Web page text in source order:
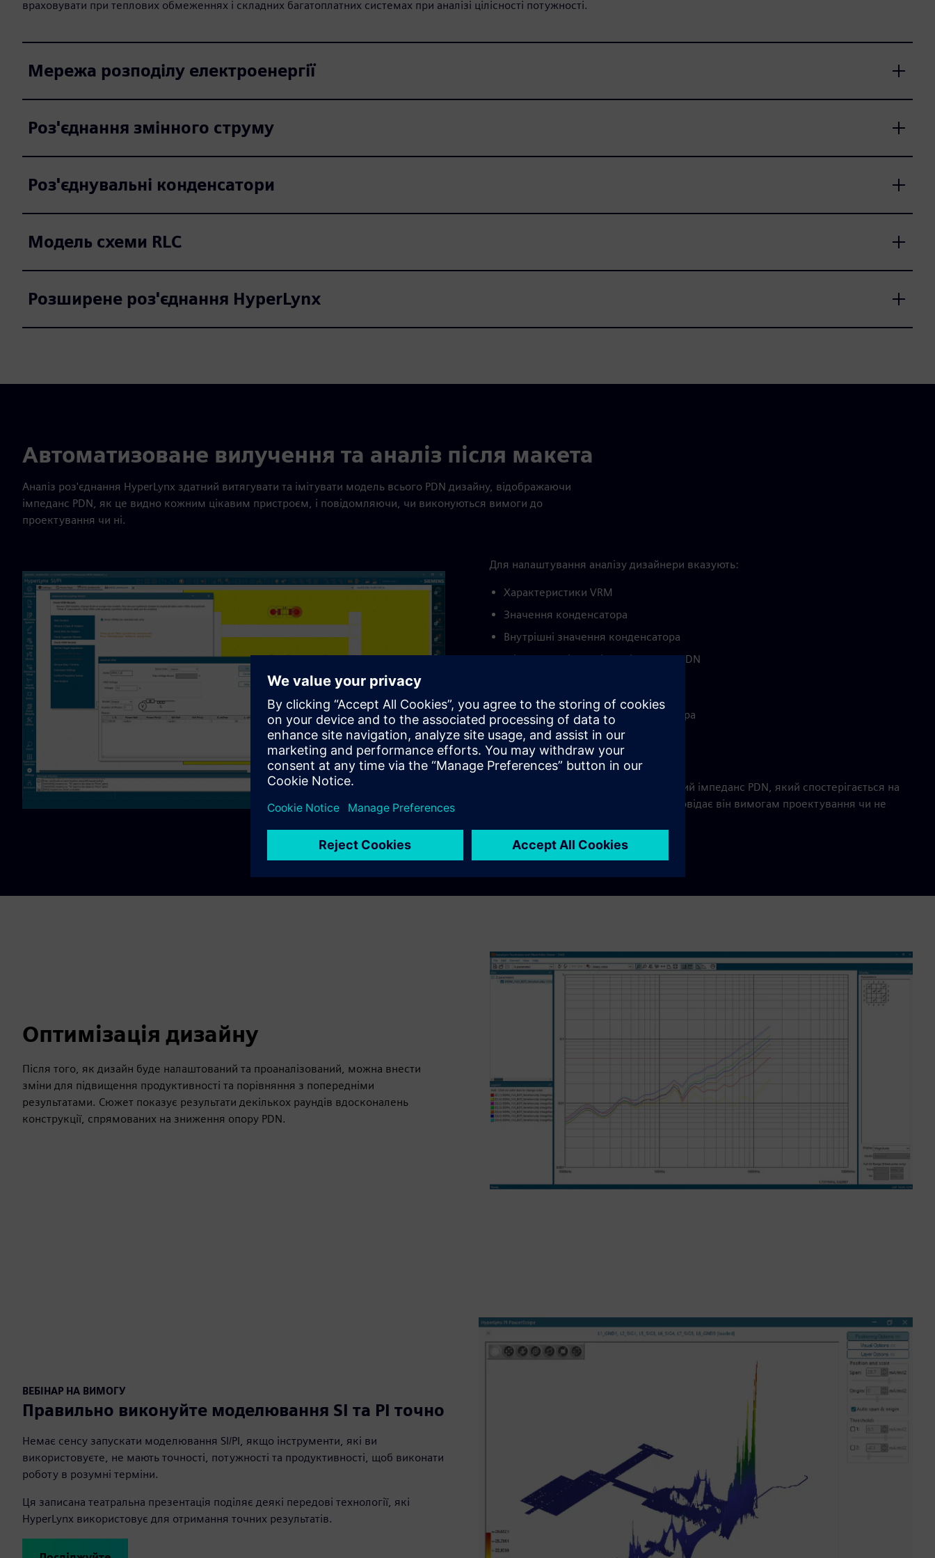
враховувати при теплових обмеженнях і складних багатоплатних системах при аналізі цілісності потужності.
Мережа розподілу електроенергії
Роз'єднання змінного струму
Роз'єднувальні конденсатори
Модель схеми RLC
Розширене роз'єднання HyperLynx
Автоматизоване вилучення та аналіз після макета
Аналіз роз'єднання HyperLynx здатний витягувати та імітувати модель всього PDN дизайну, відображаючи
імпеданс PDN, як це видно кожним цікавим пристроєм, і повідомляючи, чи виконуються вимоги до
проектування чи ні.
Для налаштування аналізу дизайнери вказують:
Характеристики VRM
Значення конденсатора
Внутрішні значення конденсатора
Місця, де слід виміряти імпеданс PDN
Індуктивність монтажу конденсатора
Між площиною ємність
Індуктивність плоского поширення
Потім HyperLynx обчислює ефективний імпеданс PDN, який спостерігається на
кожному штифті живлення, і чи відповідає він вимогам проектування чи не
Оптимізація дизайну
Після того, як дизайн буде налаштований та проаналізований, можна внести
зміни для підвищення продуктивності та порівняння з попередніми
результатами. Сюжет показує результати декількох раундів вдосконалень
конструкції, спрямованих на зниження опору PDN.
ВЕБІНАР НА ВИМОГУ
Правильно виконуйте моделювання SI та PI точно
Немає сенсу запускати моделювання SI/PI, якщо інструменти, які ви
використовуєте, не мають точності, потужності та продуктивності, щоб виконати
роботу в розумні терміни.
Ця записана театральна презентація поділяє деякі передові технології, які
HyperLynx використовує для отримання точних результатів.